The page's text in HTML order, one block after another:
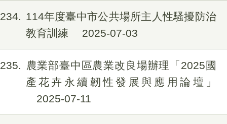
234
114年度臺中市公共場所主人性騷擾防治
教育訓練
2025-07-03
235
農業部臺中區農業改良場辦理「2025國
產花卉永續韌性發展與應用論壇」
2025-07-11